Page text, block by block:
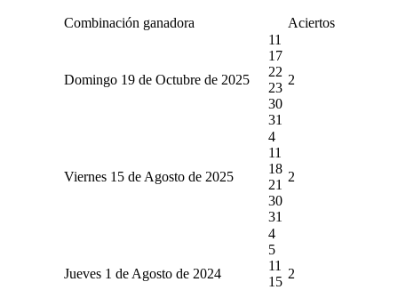
Combinación ganadora Aciertos
Domingo 19 de Octubre de 2025
11
17
22
23
30
31
2
Viernes 15 de Agosto de 2025
4
11
18
21
30
31
2
Jueves 1 de Agosto de 2024
4
5
11
15
2